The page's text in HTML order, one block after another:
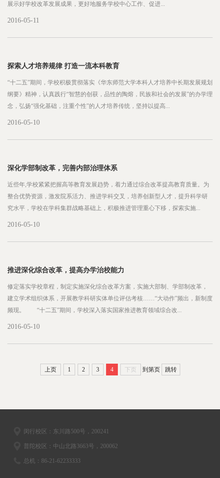
展示好学校改革发展成果，更好地服务学校中心工作、促进...
2016-05-11
探索人才培养规律 打造一流本科教育
“十二五”期间，学校积极贯彻落实《华东师范大学本科人才培养中长期发展规划
纲要》精神，认真践行“智慧的创获，品性的陶熔，民族和社会的发展”的办学理
念，弘扬“强化基础，注重个性”的人才培养传统，坚持以提高...
2016-05-10
深化学部制改革，完善内部治理体系
近些年,学校紧紧把握高等教育发展趋势，着力通过综合改革提高教育质量。为
整合优势资源，激发院系活力、推进学科交叉，培养创新型人才，提升科学研
究水平，学校在学科集群战略基础上，积极推进管理重心下移，探索实施...
2016-05-10
推进深化综合改革，提高办学治校能力
修定落实学校章程，制定实施深化综合改革方案，实施大部制、学部制改革，
建立学术组织体系，开展教学科研实体单位评估考核……“大动作”频出，新制度
频现。 “十二五”期间，学校深入落实国家推进教育领域综合改...
2016-05-10
上页 1 2 3 4 下页 到第页 跳转
闵行校区：东川路500号，200241
普陀校区：中山北路3663号，200062
总机：86-21-62233333